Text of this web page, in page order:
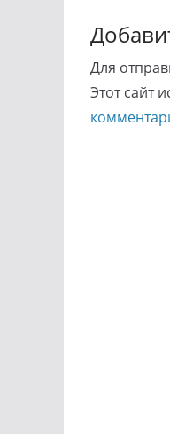
Для
Этот сайт